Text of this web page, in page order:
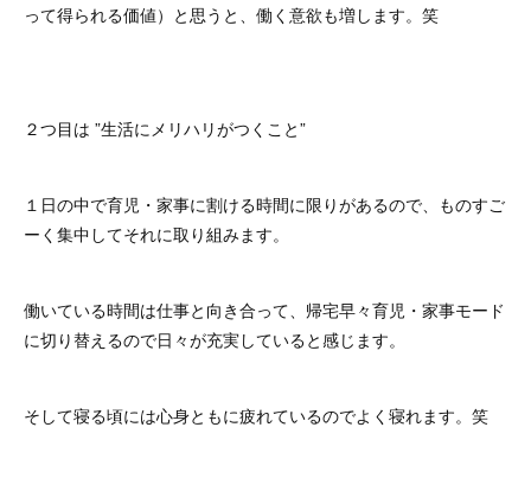
って得られる価値）と思うと、働く意欲も増します。笑
２つ目は ”生活にメリハリがつくこと”
１日の中で育児・家事に割ける時間に限りがあるので、ものすご
ーく集中してそれに取り組みます。
働いている時間は仕事と向き合って、帰宅早々育児・家事モード
に切り替えるので日々が充実していると感じます。
そして寝る頃には心身ともに疲れているのでよく寝れます。笑